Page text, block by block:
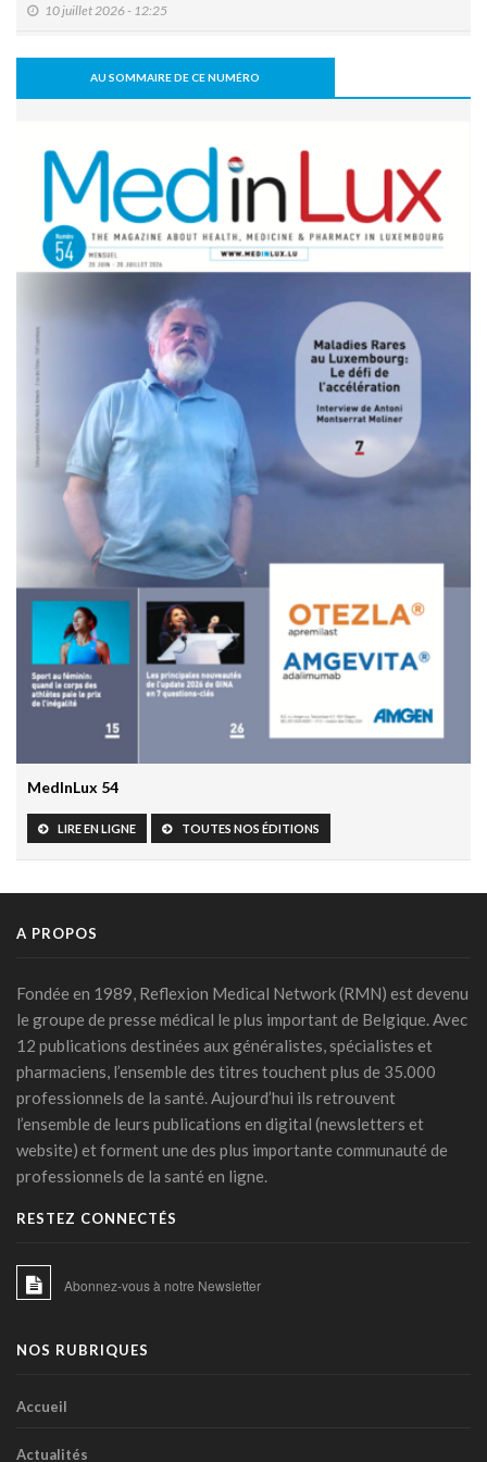
10 juillet 2026 - 12:25
Le Luxembourg se prépare à l'entrée en vigueur de l'Espace
européen des données de santé (EEDS).
08 juillet 2026 - 11:18
L’arthrodèse sacro-iliaque augmenterait à long terme le
risque de PTH
07 juillet 2026 - 09:47
Activité physique: bénéfice pour l’os, mais pas
nécessairement pour le disque intervertébral
07 juillet 2026 - 09:39
Comment une alimentation trop riche réduit la cognition
22 juin 2026 - 17:16
Covid long: des symptômes réels, mais souvent réversibles
11 mai 2026 - 10:36
Un robot humanoïde testé à l’hôpital pour soutenir les
équipes soignantes
31 mars 2026 - 06:51
IA et responsabilité médicale en radiologie : le workflow
change la donne juridique
30 mars 2026 - 20:00
Les résultats prometteurs de la première étude clinique
prospective de Google AMIE
30 mars 2026 - 19:55
L’HTA chez l’enfant: un marqueur précoce de risque
cardiovasculaire à vie
27 mars 2026 - 10:30
rassure
24 mars 2026 - 16:14
Prévenir le déclin cognitif commence dès l’enfance: le rôle
17 mars 2026 - 16:21
prévenir la rechute tabagique
11 mars 2026 - 10:23
Covid long: une menace silencieuse révélée
06 mars 2026 - 17:24
PFAS: un espoir bactérien
06 mars 2026 - 15:00
18 février 2026 - 14:45
IA et médicaments : les "10 commandements"
transatlantiques
IA clinique : la Commission européenne balise une
23 janvier 2026 - 06:54
AU SOMMAIRE DE CE NUMÉRO
MedInLux 54
LIRE EN LIGNE TOUTES NOS ÉDITIONS
A PROPOS
Fondée en 1989, Reflexion Medical Network (RMN) est devenu
le groupe de presse médical le plus important de Belgique. Avec
12 publications destinées aux généralistes, spécialistes et
pharmaciens, l’ensemble des titres touchent plus de 35.000
professionnels de la santé. Aujourd’hui ils retrouvent
l’ensemble de leurs publications en digital (newsletters et
website) et forment une des plus importante communauté de
professionnels de la santé en ligne.
RESTEZ CONNECTÉS
Abonnez-vous à notre Newsletter
NOS RUBRIQUES
Accueil
Actualités